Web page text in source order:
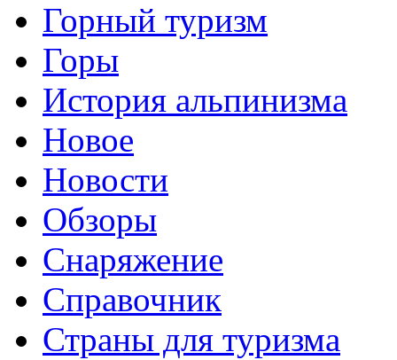
Горный туризм
Горы
История альпинизма
Новое
Новости
Обзоры
Снаряжение
Справочник
Страны для туризма